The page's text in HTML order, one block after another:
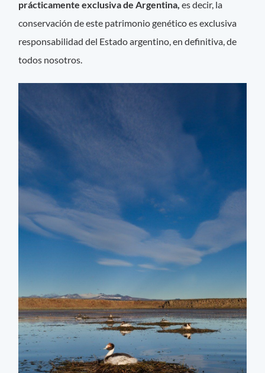
prácticamente exclusiva de Argentina,es decir, la
conservación de este patrimonio genético es exclusiva
responsabilidad del Estado argentino, en definitiva, de
todos nosotros.